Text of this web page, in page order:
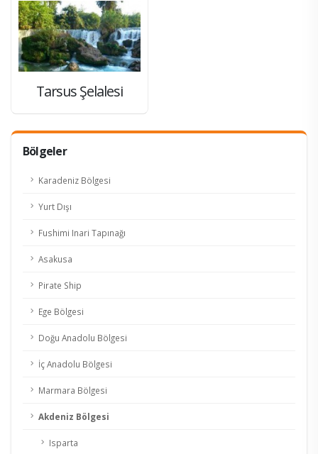
Bölgeler
Karadeniz Bölgesi
Yurt Dışı
Fushimi Inari Tapınağı
Asakusa
Pirate Ship
Ege Bölgesi
Doğu Anadolu Bölgesi
İç Anadolu Bölgesi
Marmara Bölgesi
Akdeniz Bölgesi
Isparta
Tarsus Şelalesi